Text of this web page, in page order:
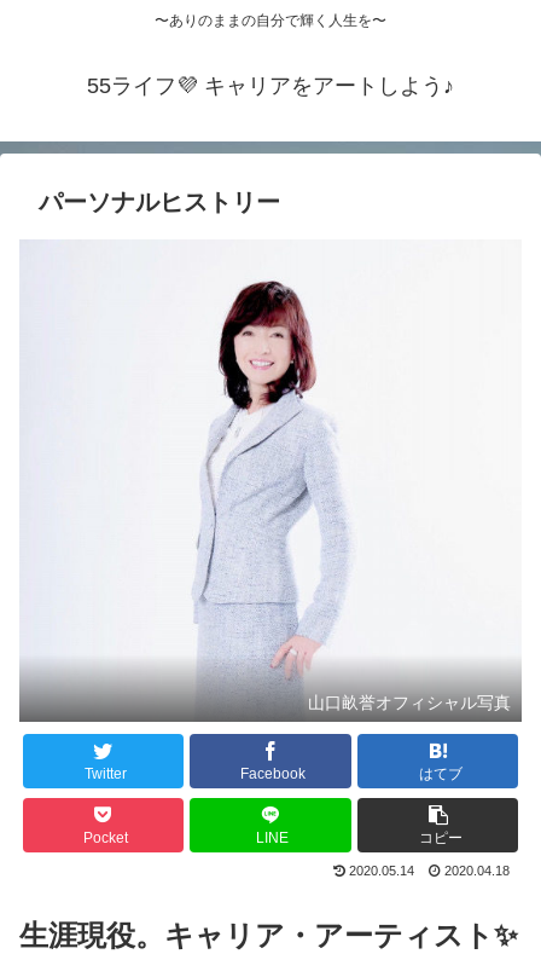
〜ありのままの自分で輝く人生を〜
55ライフ💜 キャリアをアートしよう♪
パーソナルヒストリー
山口畝誉オフィシャル写真
Twitter Facebook はてブ
Pocket LINE コピー
2020.05.14 2020.04.18
生涯現役。キャリア・アーティスト✨